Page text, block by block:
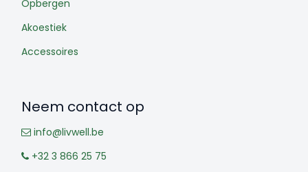
Opbergen
Akoestiek
Accessoires
Neem contact op
info@livwell.be
+32 3 866 25 75